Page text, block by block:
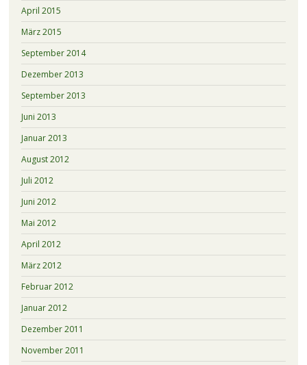
April 2015
März 2015
September 2014
Dezember 2013
September 2013
Juni 2013
Januar 2013
August 2012
Juli 2012
Juni 2012
Mai 2012
April 2012
März 2012
Februar 2012
Januar 2012
Dezember 2011
November 2011